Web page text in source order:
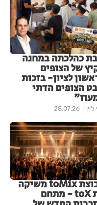
כהלכתה במחנה
של הצופים
לציון- בזכות
הצופים הדתי
28.07.26
קבוצת toMix משיקה
את toX - מתחם